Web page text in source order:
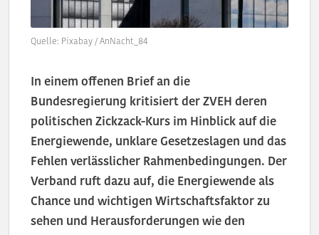
Quelle: Pixabay / AnNacht_84
In einem offenen Brief an die
Bundesregierung kritisiert der ZVEH deren
politischen Zickzack-Kurs im Hinblick auf die
Energiewende, unklare Gesetzeslagen und das
Fehlen verlässlicher Rahmenbedingungen. Der
Verband ruft dazu auf, die Energiewende als
Chance und wichtigen Wirtschaftsfaktor zu
sehen und Herausforderungen wie den